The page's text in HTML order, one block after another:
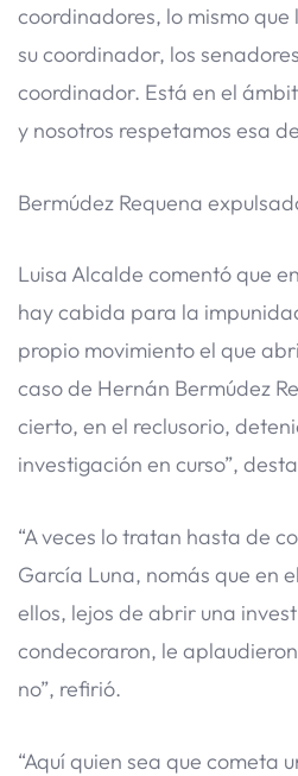
coordinadores, lo mismo que
su coordinador, los
coordinador. Está en el
y nosotros respetamos esa
Bermúdez Requena
Luisa Alcalde comentó que
hay cabida para la
propio movimiento el que
caso de Hernán Bermúdez
cierto, en el reclusorio,
investigación en curso”,
“A veces lo tratan hasta de
García Luna, nomás que en
ellos, lejos de abrir una
condecoraron, le
no”, refirió.
“Aquí quien sea que cometa